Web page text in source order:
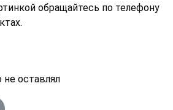
обращайтесь по телефону
оставлял